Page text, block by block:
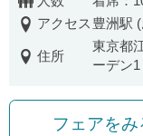
アクセス 豊洲駅
住所
東京都
ーデン1
フェアをみ